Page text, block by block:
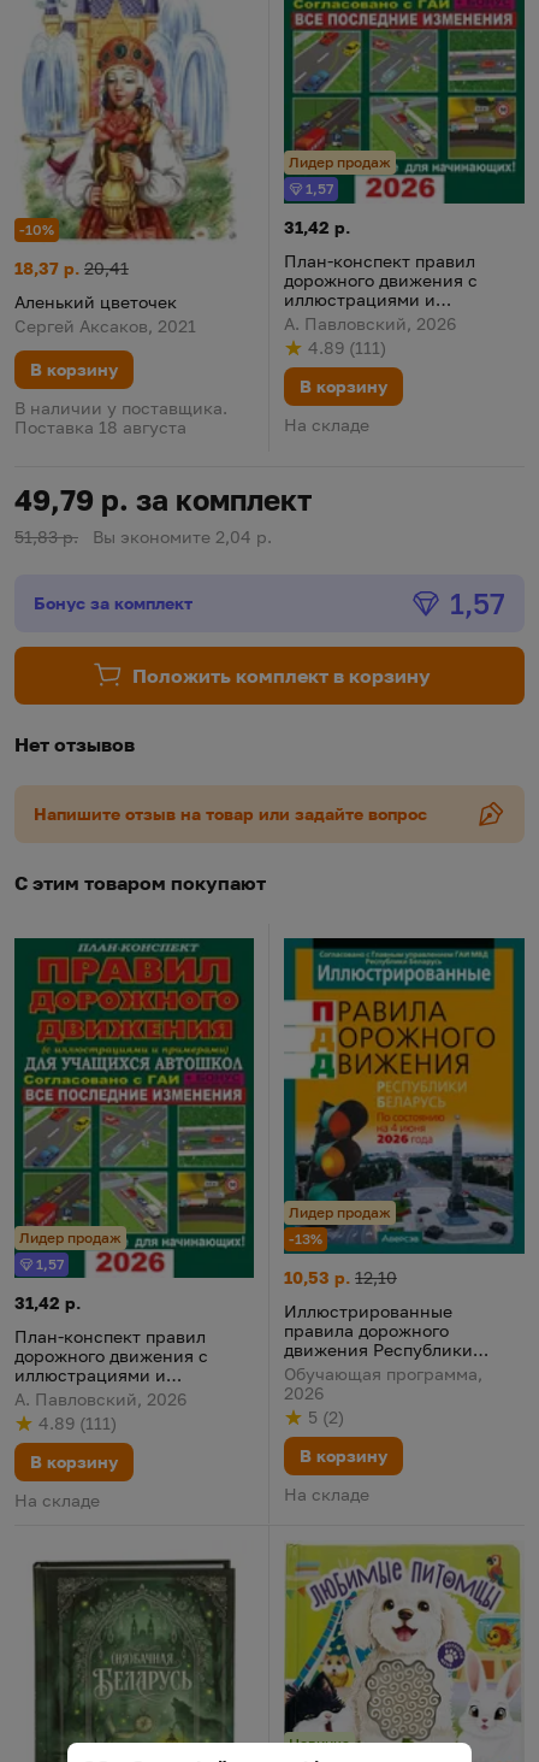
-10%
Аленький цветочек
Цена:
18,37 р.
Старая цена:
20,41
Аленький цветочек
Сергей Аксаков, 2021
В корзину
В наличии у поставщика.
Поставка 18 августа
Лидер продаж
Бонус
1,57
План-конспект правил
Цена:
31,42 р.
План-конспект правил
дорожного движения с
иллюстрациями и
примерами для учащихся
автошкол 2026
А. Павловский, 2026
Рейтинг
4.89
из 5 (
по результату
111
голосов
)
В корзину
На складе
49,79 р. за комплект
51,83 р. Вы экономите 2,04 р.
Бонус за комплект Бонус
1,57
Положить комплект в корзину
Нет отзывов
Напишите отзыв на товар или задайте вопрос
С этим товаром покупают
Лидер продаж
Бонус
1,57
План-конспект правил дорожного движения с
Цена:
31,42 р.
План-конспект правил
дорожного движения с
иллюстрациями и
примерами для учащихся
автошкол 2026
А. Павловский, 2026
Рейтинг
4.89
из 5 (
по результату
111
голосов
)
В корзину
На складе
Лидер продаж
-13%
Иллюстрированные правила
Цена:
10,53 р.
Старая цена:
12,10
Иллюстрированные
правила дорожного
движения Республики
Беларусь
Обучающая программа,
2026
Рейтинг
5
из 5 (
по результату
2
голосов)
В корзину
На складе
Новинка